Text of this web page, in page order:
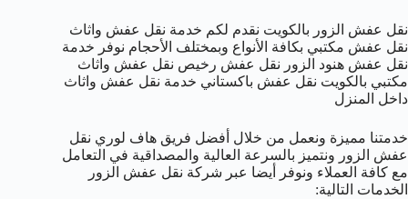
نقل عفش الزور بالكويت نقدم لكم خدمة نقل عفش واثاث
نقل عفش مكتبي بكافة الأنواع وبمختلف الأحجام نوفر خدمة
نقل عفش هنود الزور نقل عفش رخيص نقل عفش واثاث
مكتبي بالكويت نقل عفش باكستاني خدمة نقل عفش واثاث
داخل المنزل
خدمتنا مميزة ونعمل من خلال أفضل فريق هاف لوري نقل
عفش الزور ونتميز بالسرعة العالية والمصداقية في التعامل
مع كافة العملاء ونوفر أيضا عبر شركة نقل عفش الزور
الخدمات التالية: